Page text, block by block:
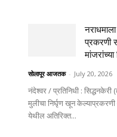
प्रकरणी
सोलापूर आजतक - July 20, 2026
नंदेश्वर / प्रतिनिधी :
मुलीचा निर्घृण खून
येथील अतिरिक्त...